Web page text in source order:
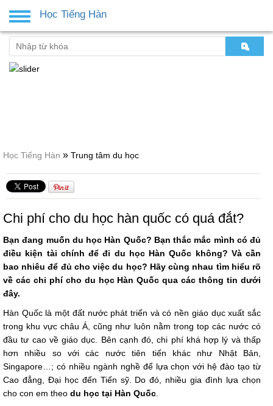
Học Tiếng Hàn » Trung tâm du học
Chi phí cho du học hàn quốc có quá đắt?
Bạn đang muốn du học Hàn Quốc? Bạn thắc mắc mình có đủ
điều kiện tài chính để đi du học Hàn Quốc không? Và cần
bao nhiêu để đủ cho việc du học? Hãy cùng nhau tìm hiểu rõ
về các chi phí cho du học Hàn Quốc qua các thông tin dưới
đây.
Hàn Quốc là một đất nước phát triển và có nền giáo dục xuất sắc
trong khu vực châu Á, cũng như luôn nằm trong top các nước có
đầu tư cao về giáo dục. Bên cạnh đó, chi phí khá hợp lý và thấp
hơn nhiều so với các nước tiên tiến khác như Nhật Bản,
Singapore…; có nhiều ngành nghề để lựa chọn với hệ đào tạo từ
Cao đẳng, Đại học đến Tiến sỹ. Do đó, nhiều gia đình lựa chọn
cho con em theo du học tại Hàn Quốc
Toggle
navigation
Học Tiếng Hàn